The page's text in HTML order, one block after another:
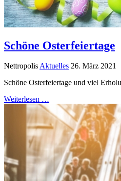
Schöne Osterfeiertage
NettropolisAktuelles 26. März 2021
Schöne Osterfeiertage und viel
Weiterlesen …